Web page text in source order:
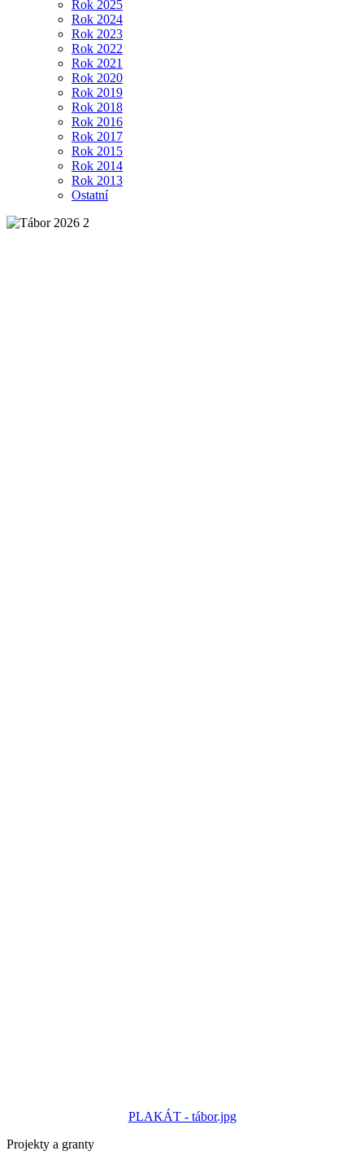
Rok 2025
Rok 2024
Rok 2023
Rok 2022
Rok 2021
Rok 2020
Rok 2019
Rok 2018
Rok 2016
Rok 2017
Rok 2015
Rok 2014
Rok 2013
Ostatní
PLAKÁT - tábor.jpg
Projekty a granty